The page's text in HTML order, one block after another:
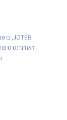
JOTEB
,
דאודורנט